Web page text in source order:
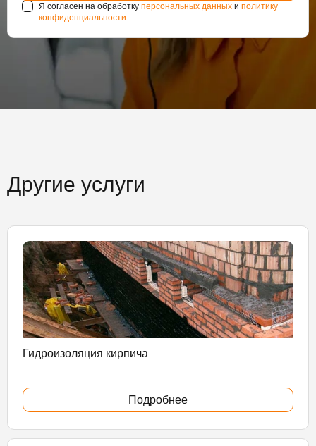
Я согласен на обработку персональных данных и политику
конфиденциальности
Другие услуги
Гидроизоляция кирпича
Подробнее